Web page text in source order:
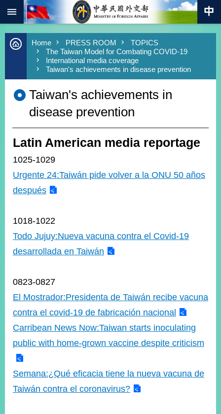
Skip to main content
Advanced
Search
New
Policy
COVID-
HOME
SiteMap
MOFA
ROOM
POLICIES
&
EMBASSIES
MISSIONS
INFORMATION
SERVICE
WEBSITES
Home PRESS ROOM
TOPICS
The Taiwan Model for Combating COVID-19
International media coverage
Taiwan's achievements in disease prevention
Taiwan's achievements in
disease prevention
Latin American media reportage
1025-1029
Urgente 24:Taiwán pide volver a la ONU 50 años
después
1018-1022
Todo Jujuy:Nueva vacuna contra el Covid-19
desarrollada en Taiwán
0823-0827
El Mostrador:Presidenta de Taiwán recibe vacuna
contra el covid-19 de fabricación nacional
Carribean News Now:Taiwan starts inoculating
public with home-grown vaccine despite criticism
Semana:¿Qué eficacia tiene la nueva vacuna de
Taiwán contra el coronavirus?